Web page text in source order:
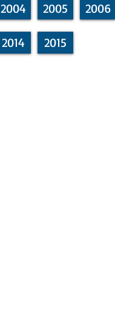
2004 2005 2006
2014 2015